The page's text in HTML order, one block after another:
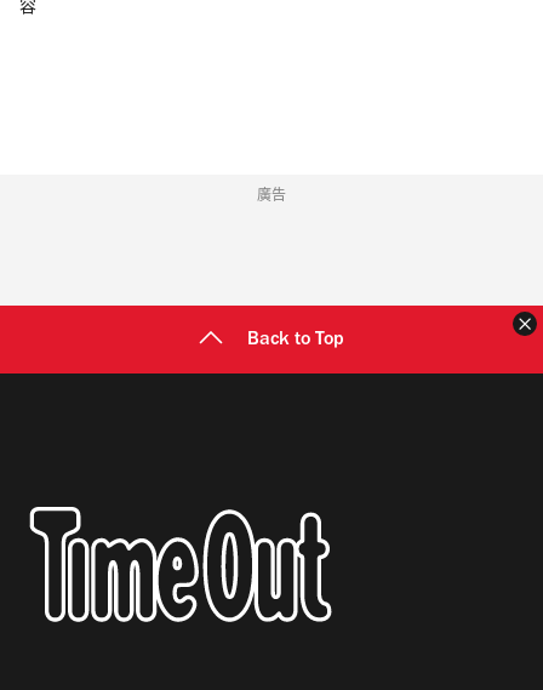
郵
容
廣告
Back to Top